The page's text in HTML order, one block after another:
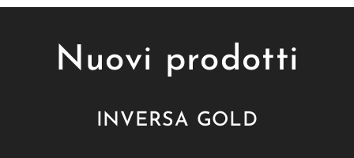
Nuovi prodotti
INVERSA GOLD